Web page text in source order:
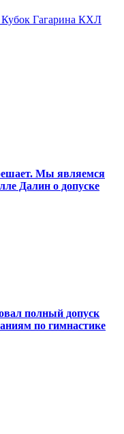
Кубок Гагарина КХЛ
Мы являемся
Далин о допуске
полный допуск
по гимнастике